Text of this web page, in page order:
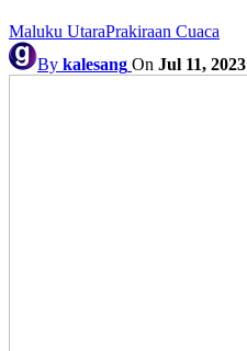
Maluku UtaraPrakiraan Cuaca
By kalesang On Jul 11, 2023